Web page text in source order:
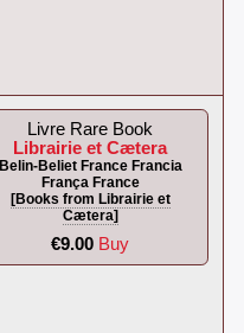
Livre Rare Book
Librairie et Cætera
Belin-Beliet France Francia
França France
[Books from Librairie et
Cætera]
€9.00 Buy